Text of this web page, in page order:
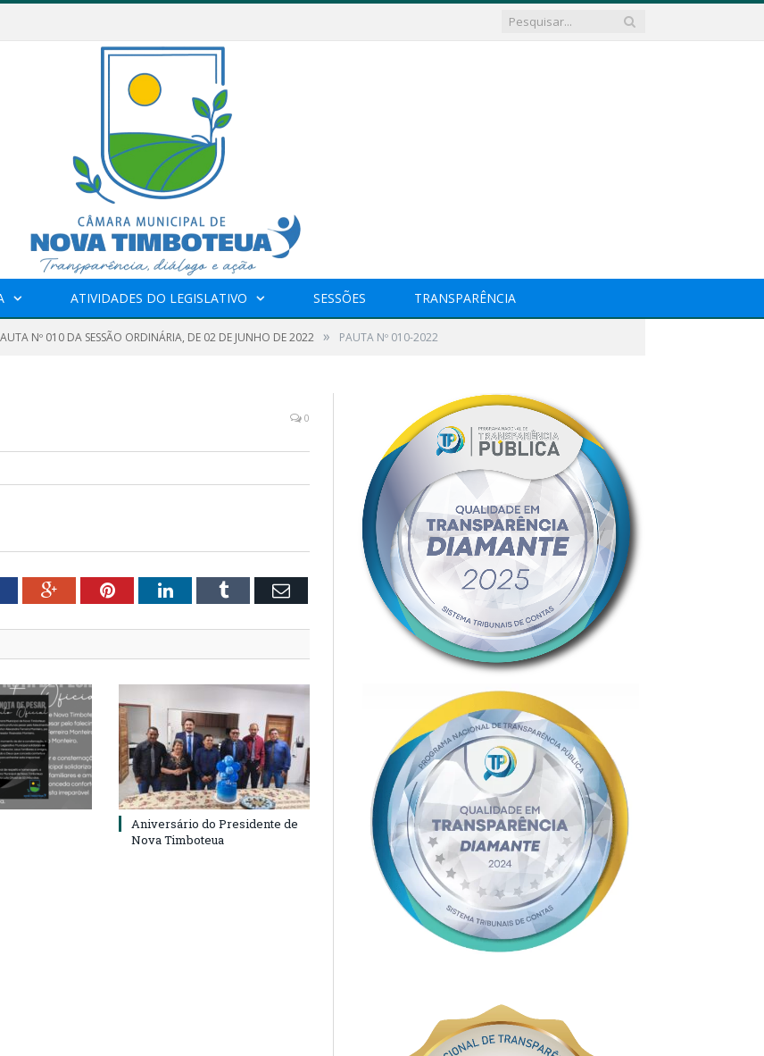
ATIVIDADES DO LEGISLATIVO SESSÕES TRANSPARÊNCIA
Nº 010 DA SESSÃO ORDINÁRIA, DE 02 DE JUNHO DE 2022 » PAUTA Nº 010-2022
0
Google+PinterestLinkedInTumblr Email
Aniversário do Presidente de
Nova Timboteua